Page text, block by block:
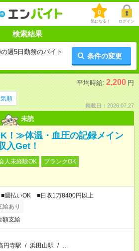
0
気になる！ ログイン
検索結果
週5日勤務のバイト
条件の変更
平均時給: 2,200 円
気順
掲載日：2026.07.27
未読
！≫体温・血圧の記録メイン
入Get！
人未経験OK
ブランクOK
週払いOK ■日収1万8400円以上
給あり
額支給
円寺駅 / 浜田山駅 / …